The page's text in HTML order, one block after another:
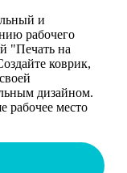
и
рабочего
"Печать на
коврик,
дизайном.
рабочее место